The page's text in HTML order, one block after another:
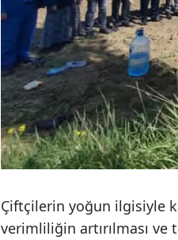
Çiftçilerin yoğun ilgisiyle
verimliliğin artırılması ve